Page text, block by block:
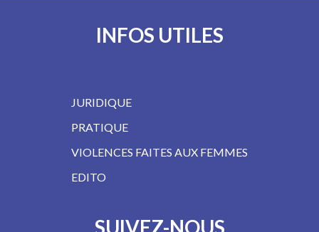
INFOS UTILES
JURIDIQUE
PRATIQUE
VIOLENCES FAITES AUX FEMMES
EDITO
SUIVEZ-NOUS